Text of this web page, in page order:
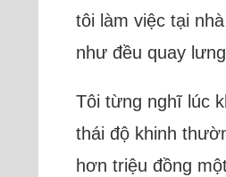
tôi làm việc tại
như đều quay
Tôi từng nghĩ lúc
thái độ khinh
hơn triệu đồng